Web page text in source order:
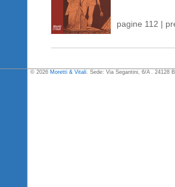
pagine 112 |
© 2026 Moretti & Vitali . Sede: Via Segantini, 6/A . 24128